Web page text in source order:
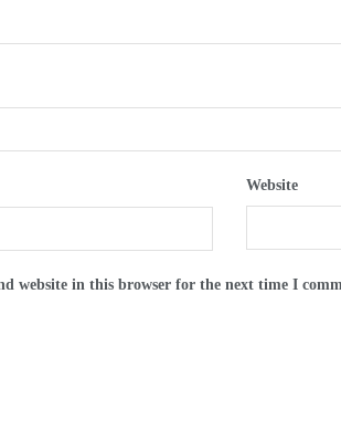
Website
website in this browser for the next time I